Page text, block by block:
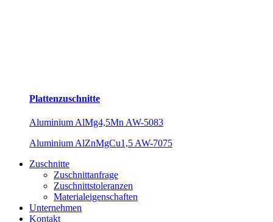
Plattenzuschnitte
Aluminium AlMg4,5Mn AW-5083
Aluminium AlZnMgCu1,5 AW-7075
Zuschnitte
Zuschnittanfrage
Zuschnittstoleranzen
Materialeigenschaften
Unternehmen
Kontakt